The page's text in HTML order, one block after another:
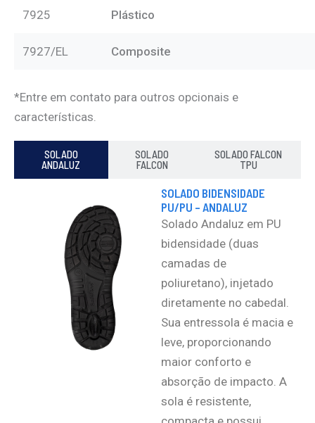
7925 Plástico
7927/EL Composite
*Entre em contato para outros opcionais e
características.
SOLADO
ANDALUZ
SOLADO
FALCON
SOLADO FALCON
TPU
SOLADO BIDENSIDADE
PU/PU – ANDALUZ
Solado Andaluz em PU
bidensidade (duas
camadas de
poliuretano), injetado
diretamente no cabedal.
Sua entressola é macia e
leve, proporcionando
maior conforto e
absorção de impacto. A
sola é resistente,